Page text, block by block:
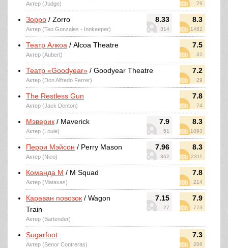
79
Актер (Judge)
8.33
314
8.3
1482
Зорро / Zorro
Актер (Teo Gonzales - Innkeeper)
7.5
32
Театр Алкоа / Alcoa Theatre
Актер (Aubert)
7.2
29
Театр «Goodyear» / Goodyear Theatre
Актер (Don Alfredo Ferrer)
7.8
74
The Restless Gun
Актер (Jack Denton)
7.9
51
8.3
1093
Мэверик / Maverick
Актер (Louie)
7.96
362
8.3
2311
Перри Мэйсон / Perry Mason
Актер (Nico)
7.8
214
Команда М / M Squad
Актер (Mataxas)
7.15
27
7.9
773
Караван повозок / Wagon
Train
Актер (Bartender)
7.3
206
Sugarfoot
Актер (Senor Contreras)